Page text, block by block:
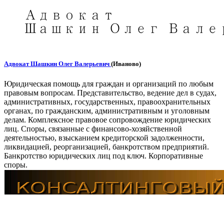
Адвокат Шашкин Олег Валерьевич (Иваново)
Юридическая помощь для граждан и организаций по любым
правовым вопросам. Представительство, ведение дел в судах,
административных, государственных, правоохранительных
органах, по гражданским, административным и уголовным
делам. Комплексное правовое сопровождение юридических
лиц. Споры, связанные с финансово-хозяйственной
деятельностью, взысканием кредиторской задолженности,
ликвидацией, реорганизацией, банкротством предприятий.
Банкротство юридических лиц под ключ. Корпоративные
споры.